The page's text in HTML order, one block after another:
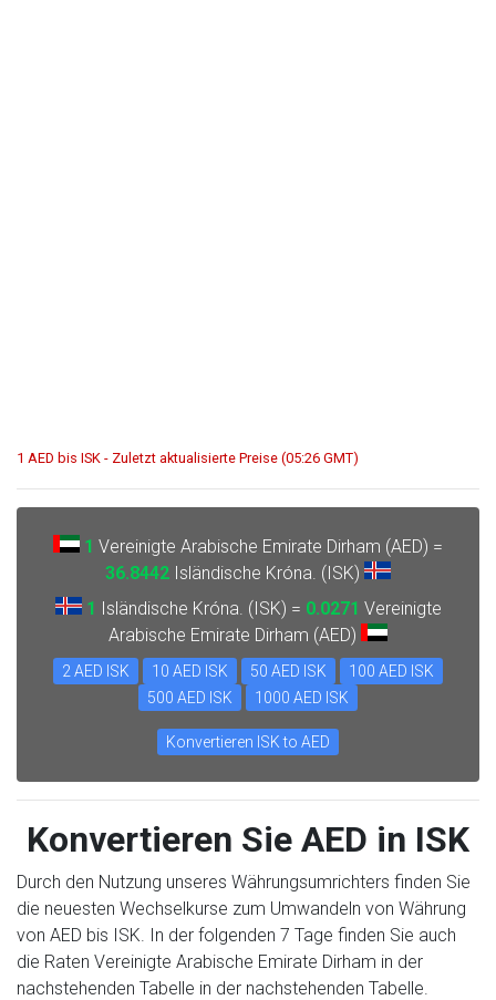
1 AED bis ISK - Zuletzt aktualisierte Preise (05:26 GMT)
1 Vereinigte Arabische Emirate Dirham (AED) =
36.8442 Isländische Króna. (ISK)
1 Isländische Króna. (ISK) = 0.0271 Vereinigte
Arabische Emirate Dirham (AED)
2 AED ISK 10 AED ISK 50 AED ISK
100 AED ISK
500 AED ISK
1000 AED ISK
Konvertieren ISK to AED
Konvertieren Sie AED in ISK
Durch den Nutzung unseres Währungsumrichters finden Sie
die neuesten Wechselkurse zum Umwandeln von Währung
von AED bis ISK. In der folgenden 7 Tage finden Sie auch
die Raten Vereinigte Arabische Emirate Dirham in der
nachstehenden Tabelle in der nachstehenden Tabelle.